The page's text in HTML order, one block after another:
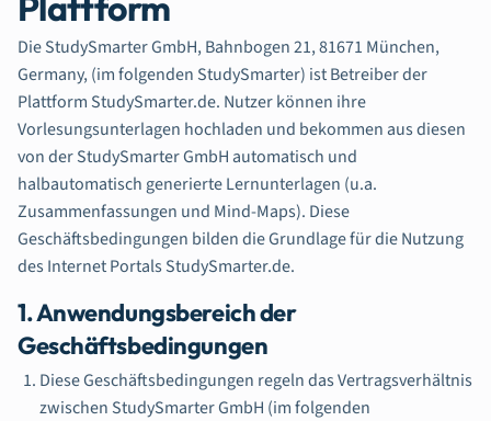
Die StudySmarter GmbH, Bahnbogen 21, 81671 München,
Germany, (im folgenden StudySmarter) ist Betreiber der
Plattform StudySmarter.de. Nutzer können ihre
Vorlesungsunterlagen hochladen und bekommen aus diesen
von der StudySmarter GmbH automatisch und
halbautomatisch generierte Lernunterlagen (u.a.
Zusammenfassungen und Mind-Maps). Diese
Geschäftsbedingungen bilden die Grundlage für die Nutzung
des Internet Portals StudySmarter.de.
1. Anwendungsbereich der
Geschäftsbedingungen
Diese Geschäftsbedingungen regeln das Vertragsverhältnis
zwischen StudySmarter GmbH (im folgenden